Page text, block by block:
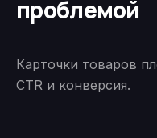
проблемой
Карточки товаров
CTR и конверсия.